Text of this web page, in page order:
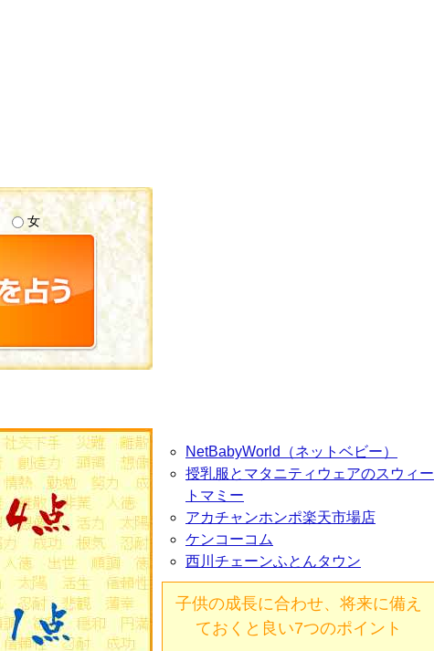
女
NetBabyWorld（ネットベビー）
授乳服とマタニティウェアのスウィー
トマミー
アカチャンホンポ楽天市場店
ケンコーコム
西川チェーンふとんタウン
子供の成長に合わせ、将来に備え
ておくと良い7つのポイント